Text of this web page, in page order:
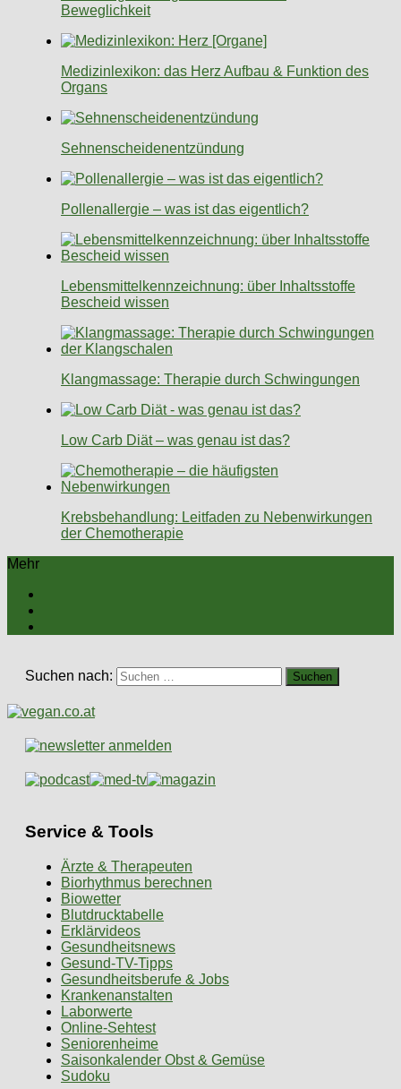
Beweglichkeit
Medizinlexikon: das Herz Aufbau & Funktion des
Organs
Sehnenscheidenentzündung
Pollenallergie – was ist das eigentlich?
Lebensmittelkennzeichnung: über Inhaltsstoffe
Bescheid wissen
Klangmassage: Therapie durch Schwingungen
Low Carb Diät – was genau ist das?
Krebsbehandlung: Leitfaden zu Nebenwirkungen
der Chemotherapie
Mehr
Suchen nach:
Service & Tools
Ärzte & Therapeuten
Biorhythmus berechnen
Biowetter
Blutdrucktabelle
Erklärvideos
Gesundheitsnews
Gesund-TV-Tipps
Gesundheitsberufe & Jobs
Krankenanstalten
Laborwerte
Online-Sehtest
Seniorenheime
Saisonkalender Obst & Gemüse
Sudoku